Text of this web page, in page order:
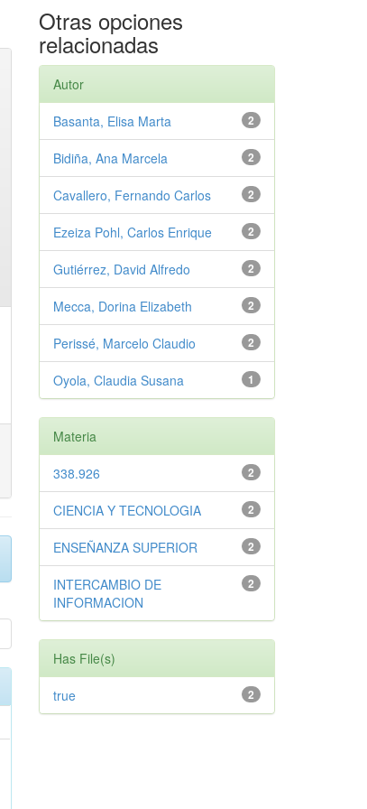
Otras opciones
relacionadas
Autor
2
Basanta, Elisa Marta
2
Bidiña, Ana Marcela
2
Cavallero, Fernando Carlos
2
Ezeiza Pohl, Carlos Enrique
2
Gutiérrez, David Alfredo
2
Mecca, Dorina Elizabeth
2
Perissé, Marcelo Claudio
1
Oyola, Claudia Susana
Materia
2
338.926
2
CIENCIA Y TECNOLOGIA
2
ENSEÑANZA SUPERIOR
2
INTERCAMBIO DE
INFORMACION
Has File(s)
2
true